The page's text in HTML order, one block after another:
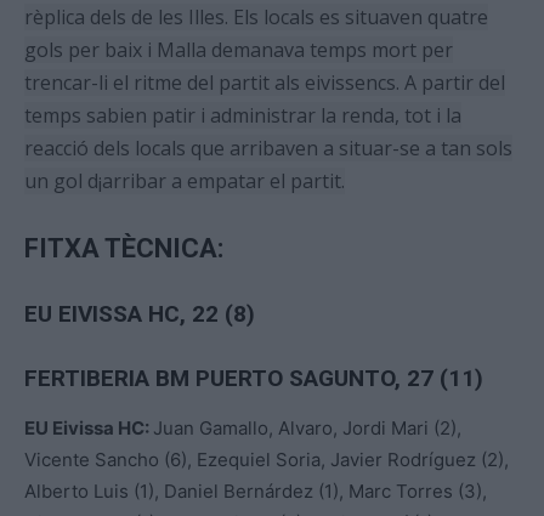
rèplica dels de les Illes. Els locals es situaven quatre
gols per baix i Malla demanava temps mort per
trencar-li el ritme del partit als eivissencs. A partir del
temps sabien patir i administrar la renda, tot i la
reacció dels locals que arribaven a situar-se a tan sols
un gol d¡arribar a empatar el partit.
FITXA TÈCNICA:
EU EIVISSA HC, 22 (8)
FERTIBERIA BM PUERTO SAGUNTO, 27 (11)
EU Eivissa HC: Juan Gamallo, Alvaro, Jordi Mari (2),
Vicente Sancho (6), Ezequiel Soria, Javier Rodríguez (2),
Alberto Luis (1), Daniel Bernárdez (1), Marc Torres (3),